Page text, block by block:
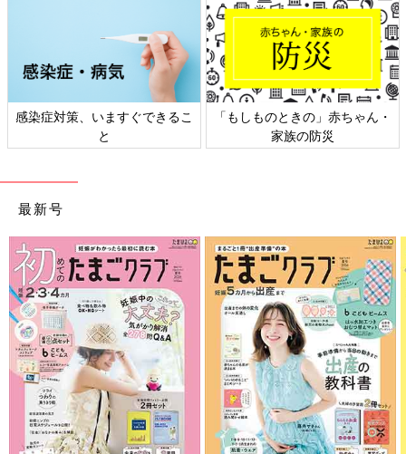
ときの」赤ちゃん・
日本外来小児科学会リーフレッ
六星占術
最新号